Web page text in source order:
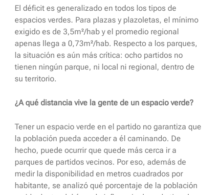
El déficit es generalizado en todos los tipos de
espacios verdes. Para plazas y plazoletas, el mínimo
exigido es de 3,5m²/hab y el promedio regional
apenas llega a 0,73m²/hab. Respecto a los parques,
la situación es aún más crítica: ocho partidos no
tienen ningún parque, ni local ni regional, dentro de
su territorio.
¿A qué distancia vive la gente de un espacio verde?
Tener un espacio verde en el partido no garantiza que
la población pueda acceder a él caminando. De
hecho, puede ocurrir que quede más cerca ir a
parques de partidos vecinos. Por eso, además de
medir la disponibilidad en metros cuadrados por
habitante, se analizó qué porcentaje de la población